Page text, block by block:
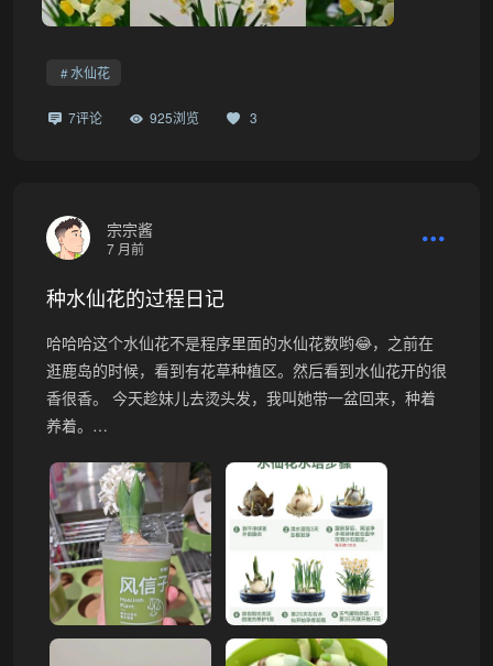
水仙花
7评论 925浏览 3
宗宗酱
7 月前
种水仙花的过程日记
哈哈哈这个水仙花不是程序里面的水仙花数哟😂，之前在
逛鹿岛的时候，看到有花草种植区。然后看到水仙花开的很
香很香。 今天趁妹儿去烫头发，我叫她带一盆回来，种着
养着。…